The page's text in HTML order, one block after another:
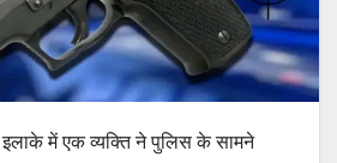
में एक व्यक्ति ने पुलिस के सामने